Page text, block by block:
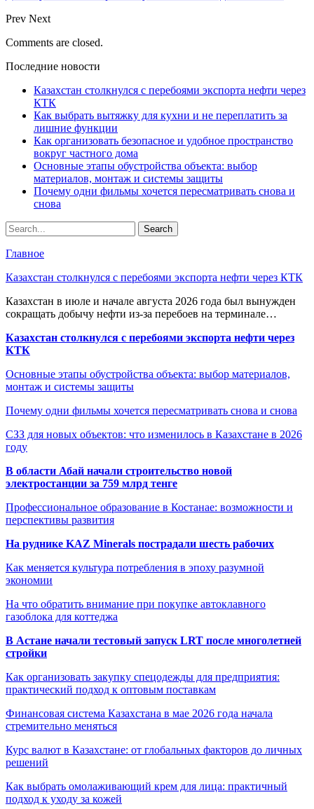
Prev Next
Comments are closed.
Последние новости
Казахстан столкнулся с перебоями экспорта нефти через
КТК
Как выбрать вытяжку для кухни и не переплатить за
лишние функции
Как организовать безопасное и удобное пространство
вокруг частного дома
Основные этапы обустройства объекта: выбор
материалов, монтаж и системы защиты
Почему одни фильмы хочется пересматривать снова и
снова
Главное
Казахстан столкнулся с перебоями экспорта нефти через КТК
Казахстан в июле и начале августа 2026 года был вынужден
сокращать добычу нефти из-за перебоев на терминале…
Казахстан столкнулся с перебоями экспорта нефти через
КТК
Основные этапы обустройства объекта: выбор материалов,
монтаж и системы защиты
Почему одни фильмы хочется пересматривать снова и снова
СЗЗ для новых объектов: что изменилось в Казахстане в 2026
году
В области Абай начали строительство новой
электростанции за 759 млрд тенге
Профессиональное образование в Костанае: возможности и
перспективы развития
На руднике KAZ Minerals пострадали шесть рабочих
Как меняется культура потребления в эпоху разумной
экономии
На что обратить внимание при покупке автоклавного
газоблока для коттеджа
В Астане начали тестовый запуск LRT после многолетней
стройки
Как организовать закупку спецодежды для предприятия:
практический подход к оптовым поставкам
Финансовая система Казахстана в мае 2026 года начала
стремительно меняться
Курс валют в Казахстане: от глобальных факторов до личных
решений
Как выбрать омолаживающий крем для лица: практичный
подход к уходу за кожей